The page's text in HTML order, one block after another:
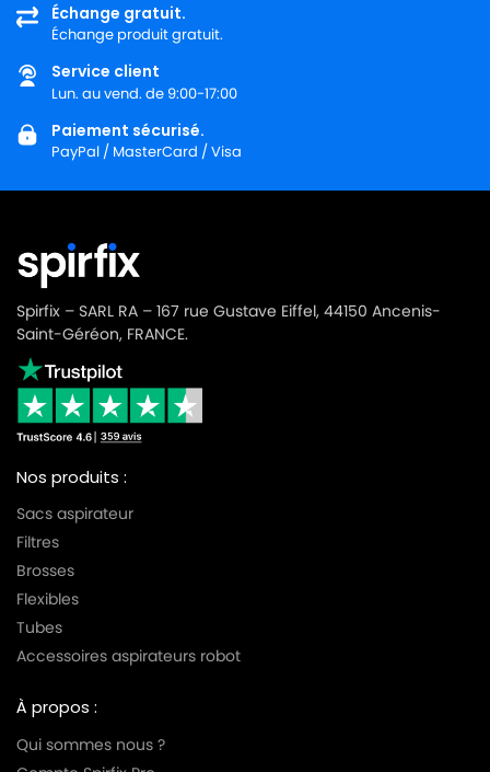
Échange gratuit.
Échange produit gratuit.
Service client
Lun. au vend. de 9:00-17:00
Paiement sécurisé.
PayPal / MasterCard / Visa
Spirfix – SARL RA – 167 rue Gustave Eiffel, 44150 Ancenis-
Saint-Géréon, FRANCE.
Nos produits :
Sacs aspirateur
Filtres
Brosses
Flexibles
Tubes
Accessoires aspirateurs robot
À propos :
Qui sommes nous ?